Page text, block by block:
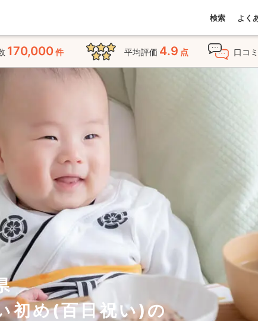
検索 よく
170,000件 平均評価 4.9 点 口コミ
初め(百日祝い)の